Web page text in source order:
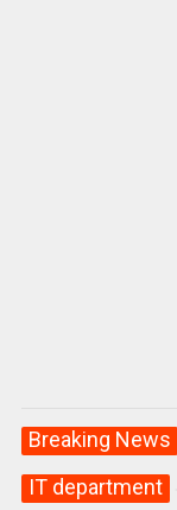
Breaking News
IT department